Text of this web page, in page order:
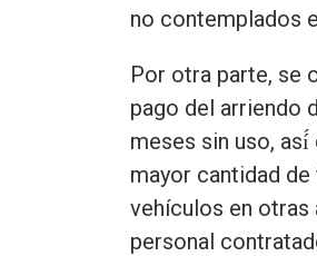
no contemplados
Por otra parte, se
pago del arriendo
meses sin uso,
mayor cantidad
vehículos en otras
personal